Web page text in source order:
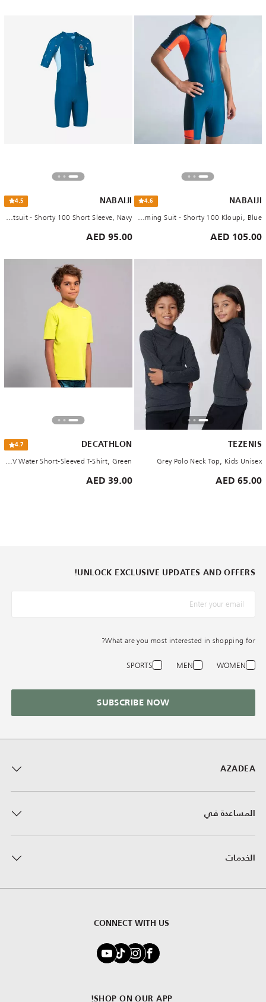
NABAIJI
4.6
Kids Boys Swimming Suit - Shorty 100 Kloupi, Blue
105.00 AED
NABAIJI
4.5
Kids Boys Wetsuit - Shorty 100 Short Sleeve, Navy
95.00 AED
TEZENIS
Grey Polo Neck Top, Kids Unisex
65.00 AED
DECATHLON
4.7
Kids Anti-UV Water Short-Sleeved T-Shirt, Green
39.00 AED
AZADEA
المساعدة في
الخدمات
CONNECT WITH US
SHOP ON OUR APP!
UNLOCK EXCLUSIVE UPDATES AND OFFERS!
What are you most interested in shopping for?
WOMEN
MEN
SPORTS
SUBSCRIBE NOW